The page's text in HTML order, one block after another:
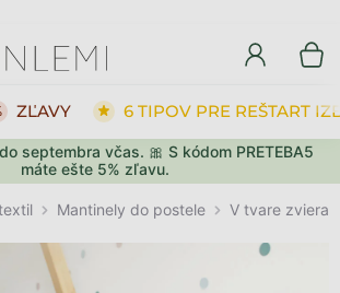
septembra včas. 🎀 S kódom PRETEBA5
máte ešte 5% zľavu.
ZĽAVY 6 TIPOV PRE REŠTART
Mantinely do postele V tvare
PREJSŤ DO KOŠÍKA